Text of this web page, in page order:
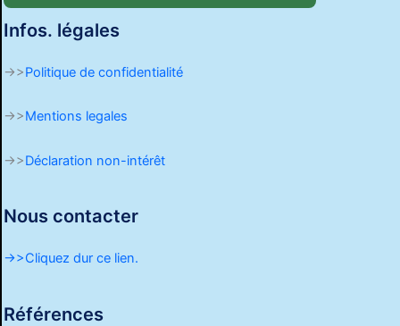
Infos. légales
->>Politique de confidentialité
->>Mentions legales
->>Déclaration non-intérêt
Nous contacter
->>Cliquez dur ce lien.
Références